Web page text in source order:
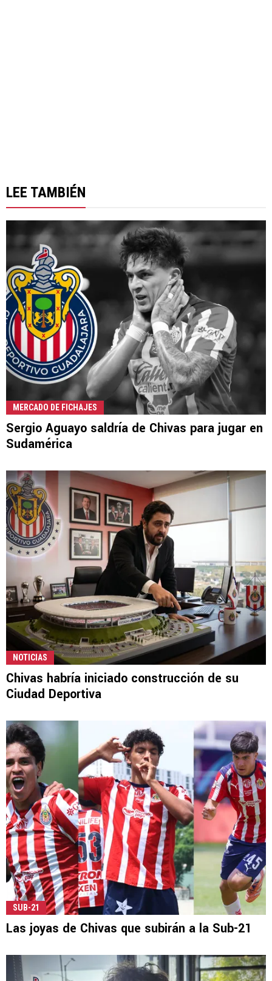
LEE TAMBIÉN
MERCADO DE FICHAJES
Sergio Aguayo saldría de Chivas para jugar en
Sudamérica
NOTICIAS
Chivas habría iniciado construcción de su
Ciudad Deportiva
SUB-21
Las joyas de Chivas que subirán a la Sub-21